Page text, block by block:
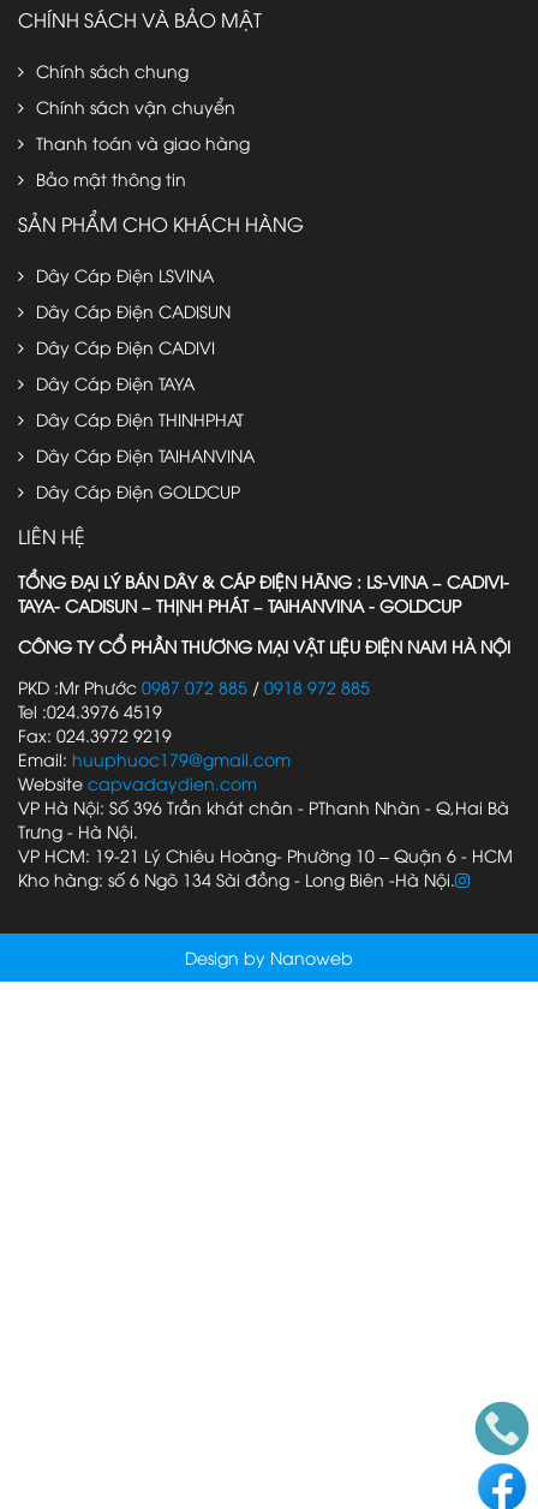
CHÍNH SÁCH VÀ BẢO MẬT
Chính sách chung
Chính sách vận chuyển
Thanh toán và giao hàng
Bảo mật thông tin
SẢN PHẨM CHO KHÁCH HÀNG
Dây Cáp Điện LSVINA
Dây Cáp Điện CADISUN
Dây Cáp Điện CADIVI
Dây Cáp Điện TAYA
Dây Cáp Điện THINHPHAT
Dây Cáp Điện TAIHANVINA
Dây Cáp Điện GOLDCUP
LIÊN HỆ
TỔNG ĐẠI LÝ BÁN DÂY & CÁP ĐIỆN HÃNG : LS-VINA – CADIVI-
TAYA- CADISUN – THỊNH PHÁT – TAIHANVINA - GOLDCUP
CÔNG TY CỔ PHẦN THƯƠNG MẠI VẬT LIỆU ĐIỆN NAM HÀ NỘI
PKD :Mr Phước 0987 072 885 / 0918 972 885
Tel :024.3976 4519
Fax: 024.3972 9219
Email: huuphuoc179@gmail.com
Website capvadaydien.com
VP Hà Nội: Số 396 Trần khát chân - PThanh Nhàn - Q,Hai Bà
Trưng - Hà Nội.
VP HCM: 19-21 Lý Chiêu Hoàng- Phường 10 – Quận 6 - HCM
Kho hàng: số 6 Ngõ 134 Sài đồng - Long Biên -Hà Nội.
Design by Nanoweb